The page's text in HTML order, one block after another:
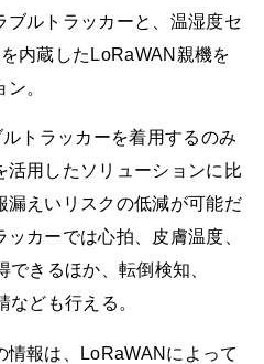
ブルトラッカーと、温湿度セ
内蔵したLoRaWAN親機を
。
トラッカーを着用するのみ
活用したソリューションに比
漏えいリスクの低減が可能だ
カーでは心拍、皮膚温度、
きるほか、転倒検知、
ども行える。
情報は、LoRaWANによって